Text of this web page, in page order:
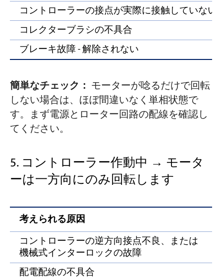
コントローラーの接点が実際に接触していない
コレクターブラシの不具合
ブレーキ故障 - 解除されない
簡単なチェック： モーターが唸るだけで回転
しない場合は、ほぼ間違いなく単相状態で
す。まず電源とローター回路の配線を確認し
てください。
5. コントローラー作動中 → モータ
ーは一方向にのみ回転します
考えられる原因
コントローラーの逆方向接点不良、または
機械式インターロックの故障
配電配線の不具合